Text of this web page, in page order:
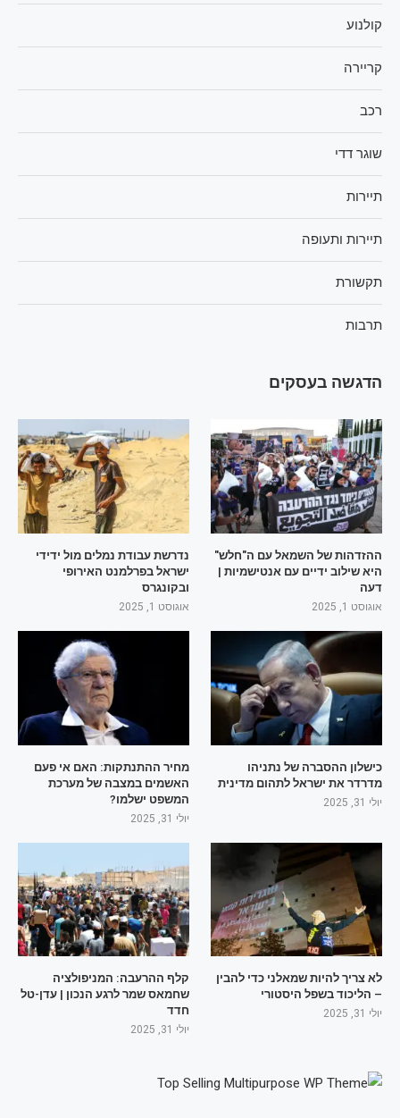
קולנוע
קריירה
רכב
שוגר דדי
תיירות
תיירות ותעופה
תקשורת
תרבות
הדגשה בעסקים
ההזדהות של השמאל עם ה"חלש"
היא שילוב ידיים עם אנטישמיות |
דעה
אוגוסט 1, 2025
נדרשת עבודת נמלים מול ידידי
ישראל בפרלמנט האירופי
ובקונגרס
אוגוסט 1, 2025
כישלון ההסברה של נתניהו
מדרדר את ישראל לתהום מדינית
יולי 31, 2025
מחיר ההתנתקות: האם אי פעם
האשמים במצבה של מערכת
המשפט ישלמו?
יולי 31, 2025
לא צריך להיות שמאלני כדי להבין
– הליכוד בשפל היסטורי
יולי 31, 2025
קלף ההרעבה: המניפולציה
שחמאס שמר לרגע הנכון | עדן-טל
חדד
יולי 31, 2025